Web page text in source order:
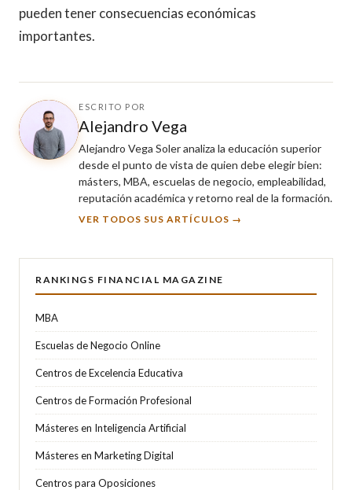
pueden tener consecuencias económicas
importantes.
ESCRITO POR
Alejandro Vega
Alejandro Vega Soler analiza la educación superior
desde el punto de vista de quien debe elegir bien:
másters, MBA, escuelas de negocio, empleabilidad,
reputación académica y retorno real de la formación.
VER TODOS SUS ARTÍCULOS →
RANKINGS FINANCIAL MAGAZINE
MBA
Escuelas de Negocio Online
Centros de Excelencia Educativa
Centros de Formación Profesional
Másteres en Inteligencia Artificial
Másteres en Marketing Digital
Centros para Oposiciones